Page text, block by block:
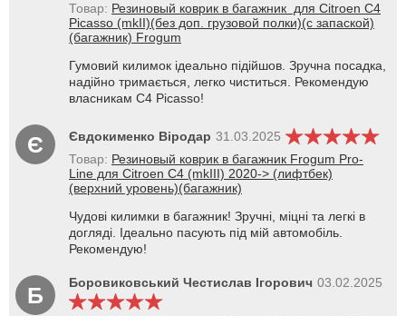
Товар: Резиновый коврик в багажник для Citroen C4
Picasso (mkII)(без доп. грузовой полки)(с запаской)
(багажник) Frogum
Гумовий килимок ідеально підійшов. Зручна посадка,
надійно тримається, легко чиститься. Рекомендую
власникам C4 Picasso!
Є Євдокименко Віродар 31.03.2025
Товар: Резиновый коврик в багажник Frogum Pro-
Line для Citroen C4 (mkIII) 2020-> (лифтбек)
(верхний уровень)(багажник)
Чудові килимки в багажник! Зручні, міцні та легкі в
догляді. Ідеально пасують під мій автомобіль.
Рекомендую!
Б Боровиковський Честислав Ігорович 03.02.2025